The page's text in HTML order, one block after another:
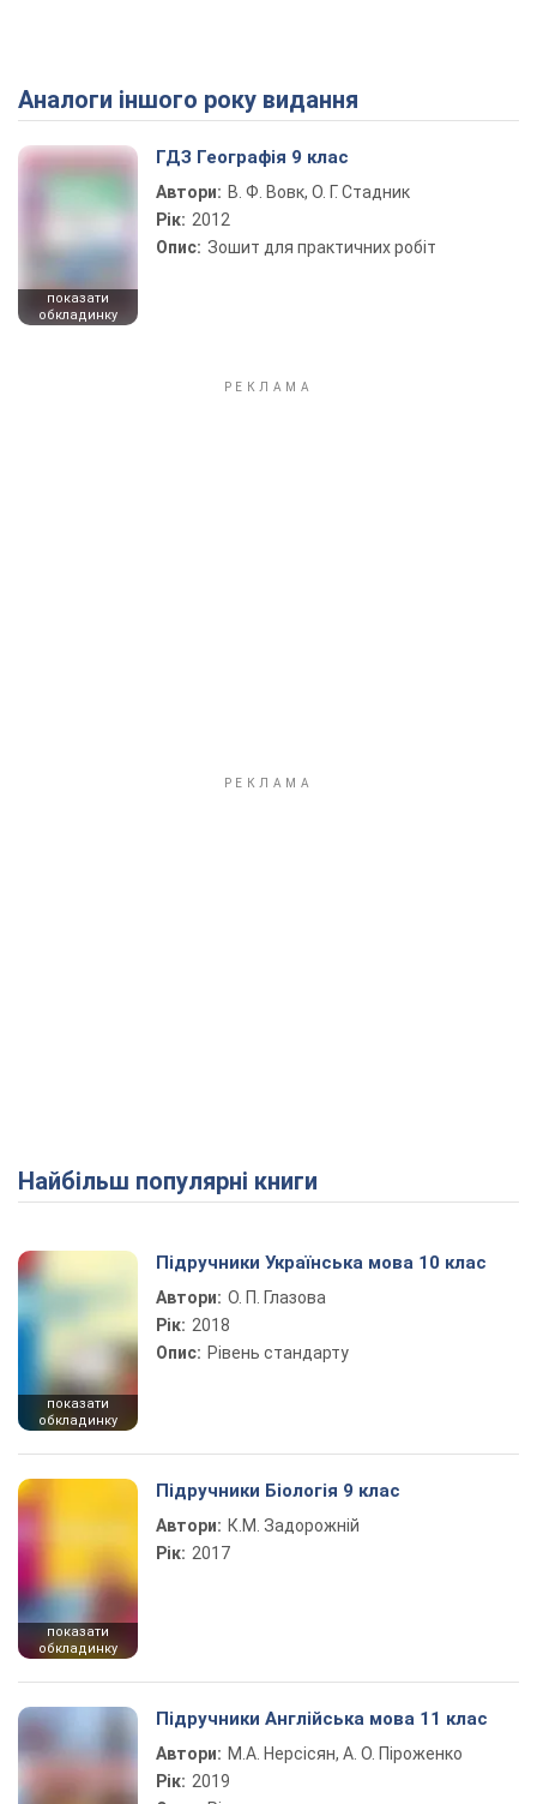
Аналоги іншого року видання
показати
обкладинку
ГДЗ Географія 9 клас
Автори: В. Ф. Вовк, О. Г. Стадник
Рік: 2012
Опис: Зошит для практичних робіт
Найбільш популярні книги
показати
обкладинку
Підручники Українська мова 10 клас
Автори: О. П. Глазова
Рік: 2018
Опис: Рівень стандарту
показати
обкладинку
Підручники Біологія 9 клас
Автори: К.М. Задорожній
Рік: 2017
Підручники Англійська мова 11 клас
Автори: М.А. Нерсісян, А. О. Піроженко
Рік: 2019